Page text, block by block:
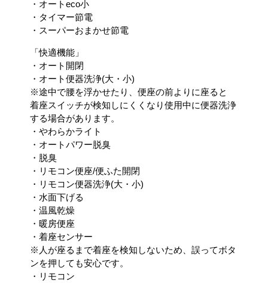
・オートeco小
・タイマー節電
・スーパーおまかせ節電
「快適機能」
・オート開閉
・オート便器洗浄(大・小)
※途中で腰を浮かせたり、便座の前よりに座ると
着座スイッチが検知しにくくなり使用中に便器洗浄
する場合があります。
・やわらかライト
・オートパワー脱臭
・脱臭
・リモコン便座/便ふた開閉
・リモコン便器洗浄(大・小)
・水面下げる
・温風乾燥
・暖房便座
・着座センサー
※人が座るまで着座を検知しないため、誤ってボタ
ンを押しても安心です。
・リモコン